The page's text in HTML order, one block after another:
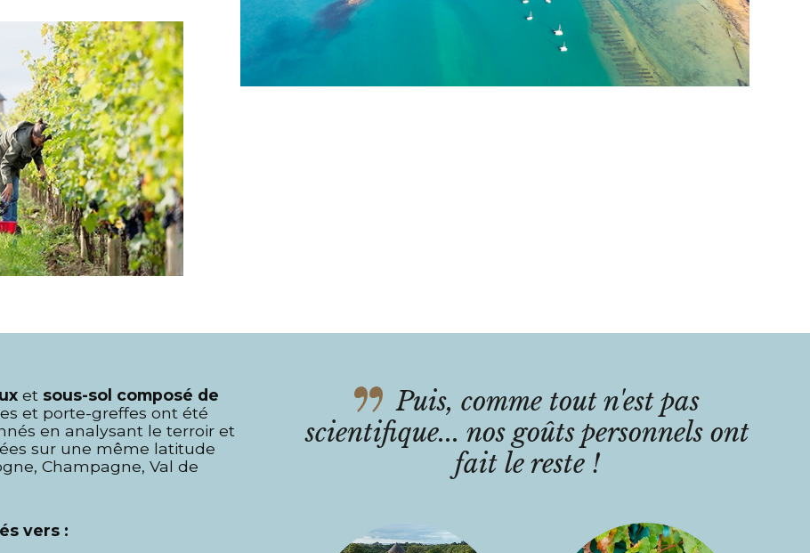
et sous-sol composé de
et porte-greffes ont été
en analysant le terroir et
sur une même latitude
Champagne, Val de
vers :
Puis, comme tout n'est pas
scientifique... nos goûts personnels ont
fait le reste !